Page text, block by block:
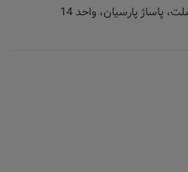
پاساژ‌ پارسیان، واحد 14